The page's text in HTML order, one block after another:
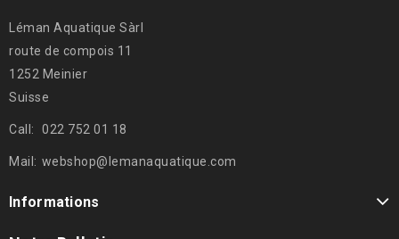
Léman Aquatique Sàrl
route de compois 11
1252 Meinier
Suisse
Call: 022 752 01 18
Mail: webshop@lemanaquatique.com
Informations